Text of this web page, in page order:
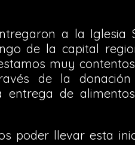
a la Iglesia
de la capital
muy
de la
de
poder llevar esta